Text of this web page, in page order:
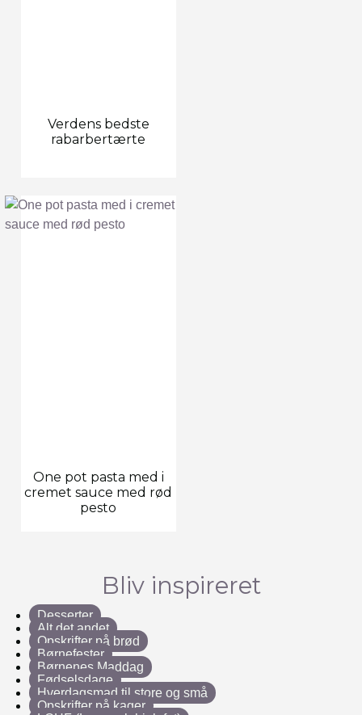
Verdens bedste
rabarbertærte
One pot pasta med i
cremet sauce med rød
pesto
Bliv inspireret
Desserter
Alt det andet
Opskrifter på brød
Børnefester
Børnenes Maddag
Fødselsdage
Hverdagsmad til store og små
Opskrifter på kager